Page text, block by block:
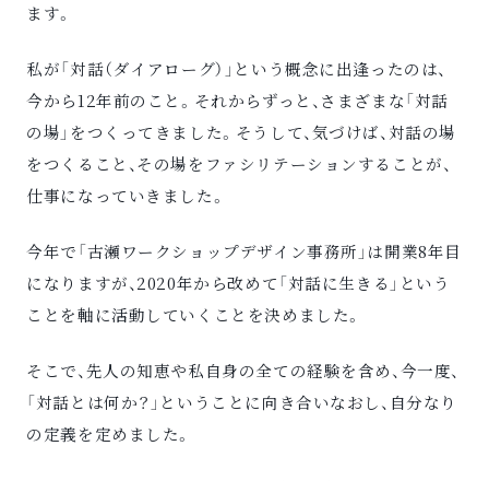
ます。
私が「対話（ダイアローグ）」という概念に出逢ったのは、
今から12年前のこと。それからずっと、さまざまな「対話
の場」をつくってきました。そうして、気づけば、対話の場
をつくること、その場をファシリテーションすることが、
仕事になっていきました。
今年で「古瀬ワークショップデザイン事務所」は開業8年目
になりますが、2020年から改めて「対話に生きる」という
ことを軸に活動していくことを決めました。
そこで、先人の知恵や私自身の全ての経験を含め、今一度、
「対話とは何か？」ということに向き合いなおし、自分なり
の定義を定めました。